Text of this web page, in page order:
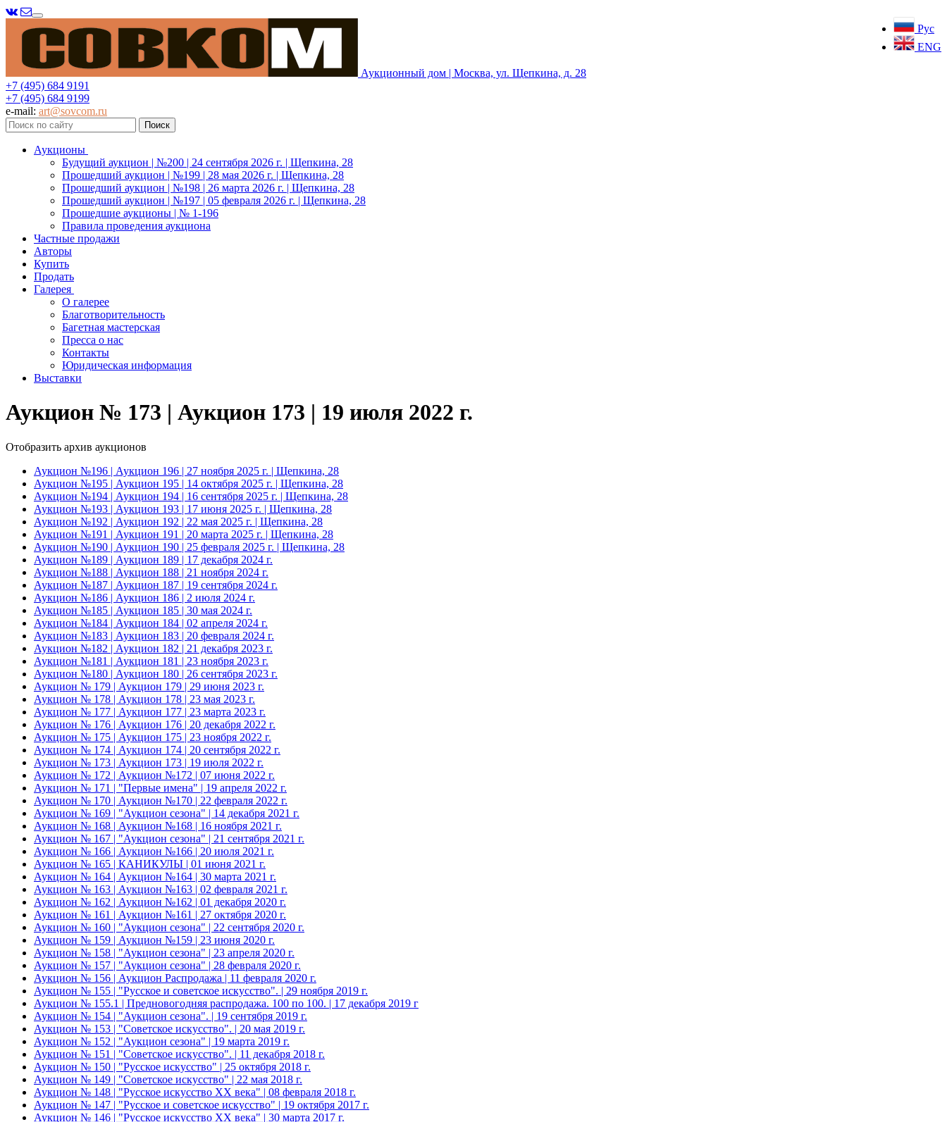
Рус
ENG
Меню
Аукционный дом | Москва, ул. Щепкина, д. 28
+7 (495) 684 9191
+7 (495) 684 9199
e-mail: art@sovcom.ru
Аукционы
Будущий аукцион | №200 | 24 сентября 2026 г. | Щепкина, 28
Прошедший аукцион | №199 | 28 мая 2026 г. | Щепкина, 28
Прошедший аукцион | №198 | 26 марта 2026 г. | Щепкина, 28
Прошедший аукцион | №197 | 05 февраля 2026 г. | Щепкина, 28
Прошедшие аукционы | № 1-196
Правила проведения аукциона
Частные продажи
Авторы
Купить
Продать
Галерея
О галерее
Благотворительность
Багетная мастерская
Пресса о нас
Контакты
Юридическая информация
Выставки
Аукцион № 173 | Аукцион 173 | 19 июля 2022 г.
Отобразить архив аукционов
Аукцион №196 | Аукцион 196 | 27 ноября 2025 г. | Щепкина, 28
Аукцион №195 | Аукцион 195 | 14 октября 2025 г. | Щепкина, 28
Аукцион №194 | Аукцион 194 | 16 сентября 2025 г. | Щепкина, 28
Аукцион №193 | Аукцион 193 | 17 июня 2025 г. | Щепкина, 28
Аукцион №192 | Аукцион 192 | 22 мая 2025 г. | Щепкина, 28
Аукцион №191 | Аукцион 191 | 20 марта 2025 г. | Щепкина, 28
Аукцион №190 | Аукцион 190 | 25 февраля 2025 г. | Щепкина, 28
Аукцион №189 | Аукцион 189 | 17 декабря 2024 г.
Аукцион №188 | Аукцион 188 | 21 ноября 2024 г.
Аукцион №187 | Аукцион 187 | 19 сентября 2024 г.
Аукцион №186 | Аукцион 186 | 2 июля 2024 г.
Аукцион №185 | Аукцион 185 | 30 мая 2024 г.
Аукцион №184 | Аукцион 184 | 02 апреля 2024 г.
Аукцион №183 | Аукцион 183 | 20 февраля 2024 г.
Аукцион №182 | Аукцион 182 | 21 декабря 2023 г.
Аукцион №181 | Аукцион 181 | 23 ноября 2023 г.
Аукцион №180 | Аукцион 180 | 26 сентября 2023 г.
Аукцион № 179 | Аукцион 179 | 29 июня 2023 г.
Аукцион № 178 | Аукцион 178 | 23 мая 2023 г.
Аукцион № 177 | Аукцион 177 | 23 марта 2023 г.
Аукцион № 176 | Аукцион 176 | 20 декабря 2022 г.
Аукцион № 175 | Аукцион 175 | 23 ноября 2022 г.
Аукцион № 174 | Аукцион 174 | 20 сентября 2022 г.
Аукцион № 173 | Аукцион 173 | 19 июля 2022 г.
Аукцион № 172 | Аукцион №172 | 07 июня 2022 г.
Аукцион № 171 | "Первые имена" | 19 апреля 2022 г.
Аукцион № 170 | Аукцион №170 | 22 февраля 2022 г.
Аукцион № 169 | "Аукцион сезона" | 14 декабря 2021 г.
Аукцион № 168 | Аукцион №168 | 16 ноября 2021 г.
Аукцион № 167 | "Аукцион сезона" | 21 сентября 2021 г.
Аукцион № 166 | Аукцион №166 | 20 июля 2021 г.
Аукцион № 165 | КАНИКУЛЫ | 01 июня 2021 г.
Аукцион № 164 | Аукцион №164 | 30 марта 2021 г.
Аукцион № 163 | Аукцион №163 | 02 февраля 2021 г.
Аукцион № 162 | Аукцион №162 | 01 декабря 2020 г.
Аукцион № 161 | Аукцион №161 | 27 октября 2020 г.
Аукцион № 160 | "Аукцион сезона" | 22 сентября 2020 г.
Аукцион № 159 | Аукцион №159 | 23 июня 2020 г.
Аукцион № 158 | "Аукцион сезона" | 23 апреля 2020 г.
Аукцион № 157 | "Аукцион сезона" | 28 февраля 2020 г.
Аукцион № 156 | Аукцион Распродажа | 11 февраля 2020 г.
Аукцион № 155 | "Русское и советское искусство". | 29 ноября 2019 г.
Аукцион № 155.1 | Предновогодняя распродажа. 100 по 100. | 17 декабря 2019 г
Аукцион № 154 | "Аукцион сезона". | 19 сентября 2019 г.
Аукцион № 153 | "Советское искусство". | 20 мая 2019 г.
Аукцион № 152 | "Аукцион сезона" | 19 марта 2019 г.
Аукцион № 151 | "Советское искусство". | 11 декабря 2018 г.
Аукцион № 150 | "Русское искусство" | 25 октября 2018 г.
Аукцион № 149 | "Советское искусство" | 22 мая 2018 г.
Аукцион № 148 | "Русское искусство ХХ века" | 08 февраля 2018 г.
Аукцион № 147 | "Русское и советское искусство" | 19 октября 2017 г.
Аукцион № 146 | "Русское искусство ХХ века" | 30 марта 2017 г.